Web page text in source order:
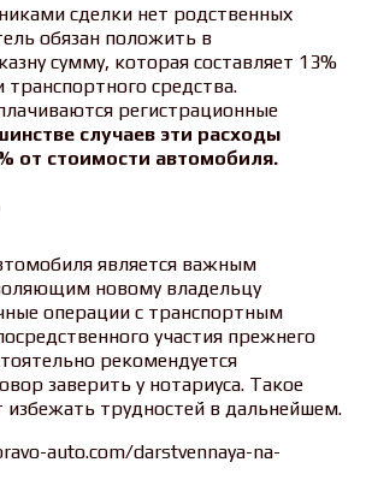
сделки нет родственных
обязан положить в
сумму, которая составляет 13%
транспортного средства.
регистрационные
случаев эти расходы
от стоимости автомобиля.
является важным
новому владельцу
операции с транспортным
участия прежнего
рекомендуется
заверить у нотариуса. Такое
избежать трудностей в дальнейшем.
auto.com/darstvennaya-na-